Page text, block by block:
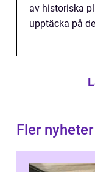
av historiska
upptäcka på
Fler nyheter